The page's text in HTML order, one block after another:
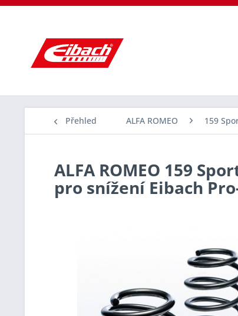
Přehled ALFA ROMEO 159
ALFA ROMEO 159
pro snížení Eibach